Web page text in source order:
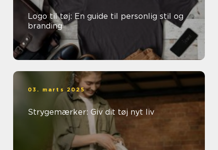
Logo til tøj: En guide til personlig stil og
branding
03. marts 2025
Strygemærker: Giv dit tøj nyt liv